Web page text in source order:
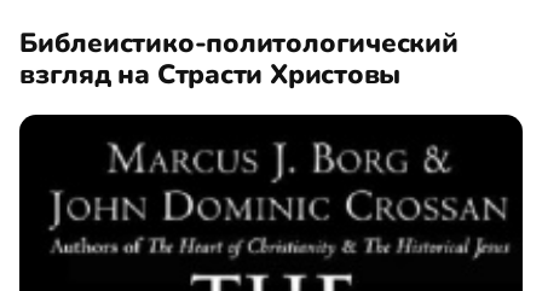
Библеистико-политологический
взгляд на Страсти Христовы